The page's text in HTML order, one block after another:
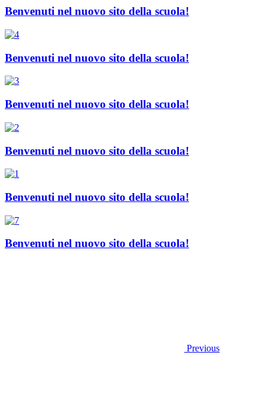
Benvenuti nel nuovo sito della scuola!
Benvenuti nel nuovo sito della scuola!
Benvenuti nel nuovo sito della scuola!
Benvenuti nel nuovo sito della scuola!
Benvenuti nel nuovo sito della scuola!
Benvenuti nel nuovo sito della scuola!
Previous